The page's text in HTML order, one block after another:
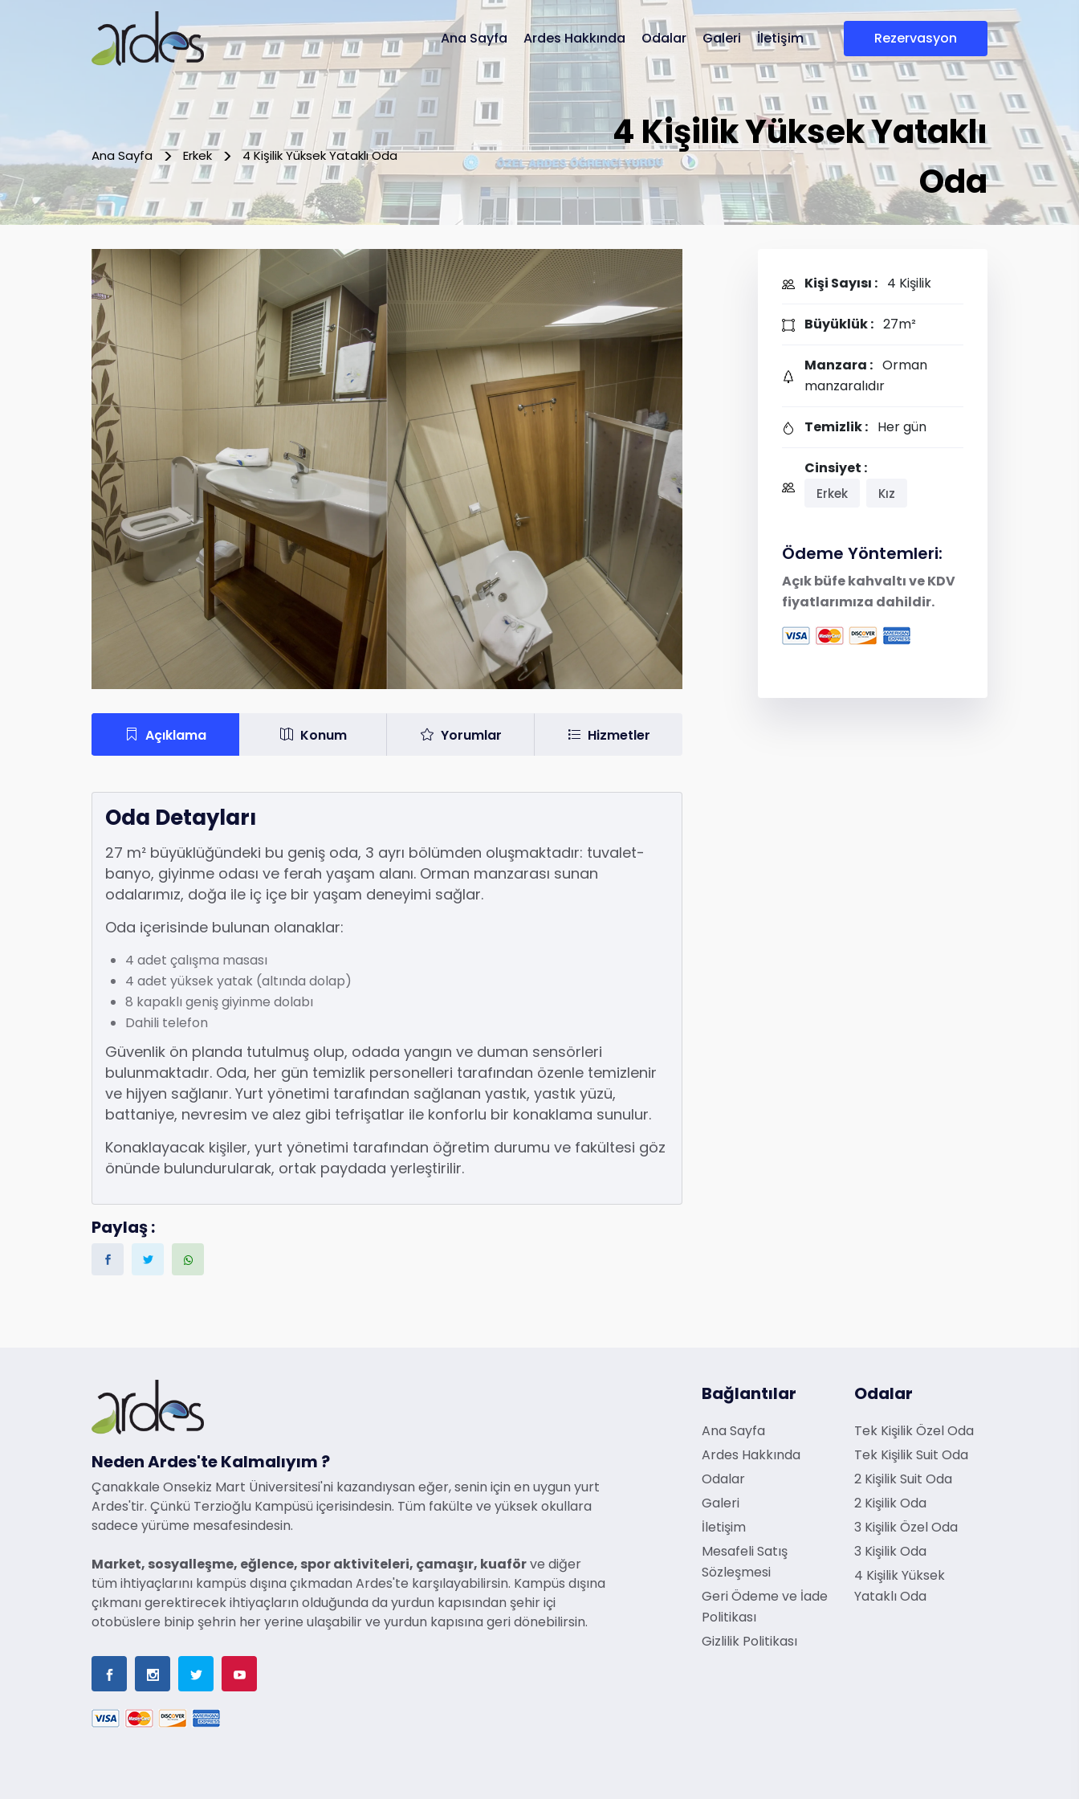
Ana Sayfa Ardes Hakkında Odalar Galeri İletişim rezervasyon
Ana Sayfa Erkek 4 Kişilik Yüksek Yataklı Oda
4 Kişilik Yüksek Yataklı
Oda
Açıklama Konum Yorumlar Hizmetler
Oda Detayları
27 m² büyüklüğündeki bu geniş oda, 3 ayrı bölümden oluşmaktadır: tuvalet-
banyo, giyinme odası ve ferah yaşam alanı. Orman manzarası sunan
odalarımız, doğa ile iç içe bir yaşam deneyimi sağlar.
Oda içerisinde bulunan olanaklar:
4 adet çalışma masası
4 adet yüksek yatak (altında dolap)
8 kapaklı geniş giyinme dolabı
Dahili telefon
Güvenlik ön planda tutulmuş olup, odada yangın ve duman sensörleri
bulunmaktadır. Oda, her gün temizlik personelleri tarafından özenle temizlenir
ve hijyen sağlanır. Yurt yönetimi tarafından sağlanan yastık, yastık yüzü,
battaniye, nevresim ve alez gibi tefrişatlar ile konforlu bir konaklama sunulur.
Konaklayacak kişiler, yurt yönetimi tarafından öğretim durumu ve fakültesi göz
önünde bulundurularak, ortak paydada yerleştirilir.
Paylaş :
Kişi Sayısı : 4 Kişilik
Büyüklük : 27m²
Manzara : Orman
manzaralıdır
Temizlik : Her gün
Cinsiyet :
Erkek Kız
Ödeme Yöntemleri:
Açık büfe kahvaltı ve KDV
fiyatlarımıza dahildir.
Neden Ardes'te Kalmalıyım ?
Çanakkale Onsekiz Mart Üniversitesi'ni kazandıysan eğer, senin için en uygun yurt
Ardes'tir. Çünkü Terzioğlu Kampüsü içerisindesin. Tüm fakülte ve yüksek okullara
sadece yürüme mesafesindesin.
Market, sosyalleşme, eğlence, spor aktiviteleri, çamaşır, kuaförve diğer
tüm ihtiyaçlarını kampüs dışına çıkmadan Ardes'te karşılayabilirsin. Kampüs dışına
çıkmanı gerektirecek ihtiyaçların olduğunda da yurdun kapısından şehir içi
otobüslere binip şehrin her yerine ulaşabilir ve yurdun kapısına geri dönebilirsin.
Bağlantılar
Ana Sayfa
Ardes Hakkında
Odalar
Galeri
İletişim
Mesafeli Satış
Sözleşmesi
Geri Ödeme ve İade
Politikası
Gizlilik Politikası
Odalar
Tek Kişilik Özel Oda
Tek Kişilik Suit Oda
2 Kişilik Suit Oda
2 Kişilik Oda
3 Kişilik Özel Oda
3 Kişilik Oda
4 Kişilik Yüksek
Yataklı Oda